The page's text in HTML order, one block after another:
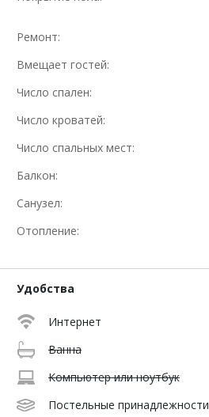
Ремонт:
Вмещает гостей:
Число спален:
Число кроватей:
Число спальных мест:
Балкон:
Санузел:
Отопление:
Удобства
Интернет
Ванна
Компьютер или ноутбук
Постельные принадлежности